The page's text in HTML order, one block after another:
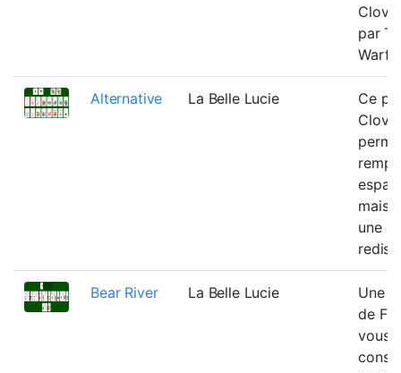
par
Alternative La Belle Lucie
Ce
mais
une
Bear River La Belle Lucie
Une
de
vous